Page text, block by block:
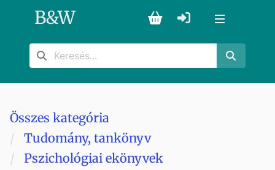
B&W
Összes kategória
Tudomány, tankönyv
Pszichológiai ekönyvek